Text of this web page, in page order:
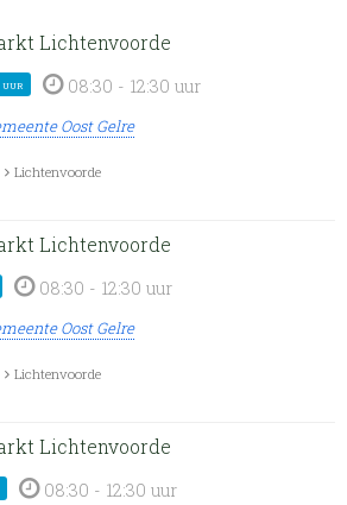
Lichtenvoorde
uur 08:30 - 12:30 uur
Oost Gelre
Lichtenvoorde
Lichtenvoorde
08:30 - 12:30 uur
Oost Gelre
Lichtenvoorde
Lichtenvoorde
08:30 - 12:30 uur